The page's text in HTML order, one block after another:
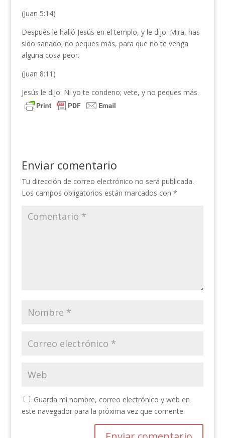
(Juan 5:14)
Después le halló Jesús en el templo, y le dijo: Mira, has
sido sanado; no peques más, para que no te venga
alguna cosa peor.
(Juan 8:11)
Jesús le dijo: Ni yo te condeno; vete, y no peques más.
Enviar comentario
Tu dirección de correo electrónico no será publicada.
Los campos obligatorios están marcados con *
Guarda mi nombre, correo electrónico y web en
este navegador para la próxima vez que comente.